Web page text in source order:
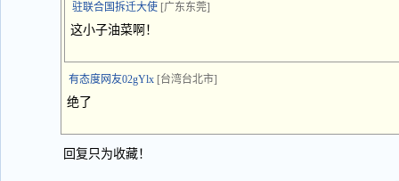
驻联合国拆迁大使 [广东东莞]
这小子油菜啊！
有态度网友02gYlx [台湾台北市]
绝了
回复只为收藏！